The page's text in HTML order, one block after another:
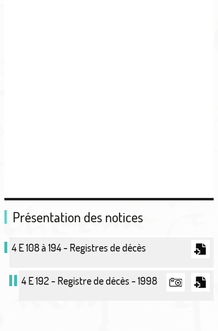
Présentation des notices
4 E 108 à 194 - Registres de décès
4 E 192 - Registre de décès - 1998